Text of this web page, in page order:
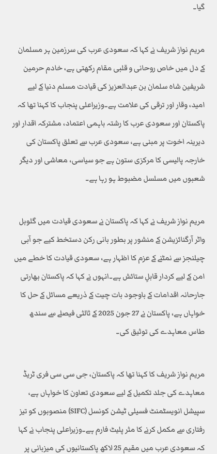
گیا۔
مریم نواز شریف نے کہا کہ سعودی عرب کی سرزمین ہر مسلمان
کے دل میں خاص روحانی و قلبی مقام رکھتی ہے، خادم حرمین
شریفین شاہ سلمان بن عبدالعزیز کی قیادت مسلم دنیا کے لیے
امید، وقار اور ترقی کی علامت ہے۔وزیراعلی پنجاب کا کہنا تھا کہ
پاکستان اور سعودی عرب کا رشتہ باہمی اعتماد، مشترکہ اقدار اور
دیرینہ اخوت پر مبنی ہے، سعودی عرب سے تعلق پاکستان کی
خارجہ پالیسی کا مرکزی ستون ہے جو سیاسی، معاشی اور دیگر
شعبوں میں مسلسل مضبوط ہو رہا ہے۔
مریم نواز شریف نے کہا کہ پاکستان نے سعودی قیادت میں گلوبل
واٹر آرگنائزیشن کے منشور پر بطور بانی رکن دستخط کیے جو آبی
چیلنجز سے نمٹنے کے عزم کا اظہار ہے، سعودی قیادت کا خطے میں
امن کے لیے کردار قابلِ ستائش ہے۔انہوں نے کہا کہ پاکستان بھارتی
جارحانہ اقدامات کے باوجود بات چیت کے ذریعے مسائل کے حل کا
خواہاں ہے، پاکستان نے 27 جون 2025 کے ثالثی فیصلے سے سندھ
طاس معاہدے کی توثیق کی۔
مریم نواز شریف کا کہنا تھا کہ پاکستان، جی سی سی فری ٹریڈ
معاہدے کی جلد تکمیل کے لیے سعودی تعاون کا خواہاں ہے،
سپیشل انویسٹمنٹ فسیلی ٹیشن کونسل (SIFC) منصوبوں کو تیز
رفتاری سے مکمل کرنے کا مثر پلیٹ فارم ہے۔وزیراعلی پنجاب نے کہا
کہ سعودی عرب میں مقیم 25 لاکھ پاکستانیوں کی میزبانی پر